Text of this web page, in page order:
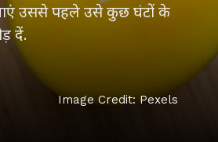
उससे पहले उसे कुछ घंटों के
दें.
Image Credit: Pexels